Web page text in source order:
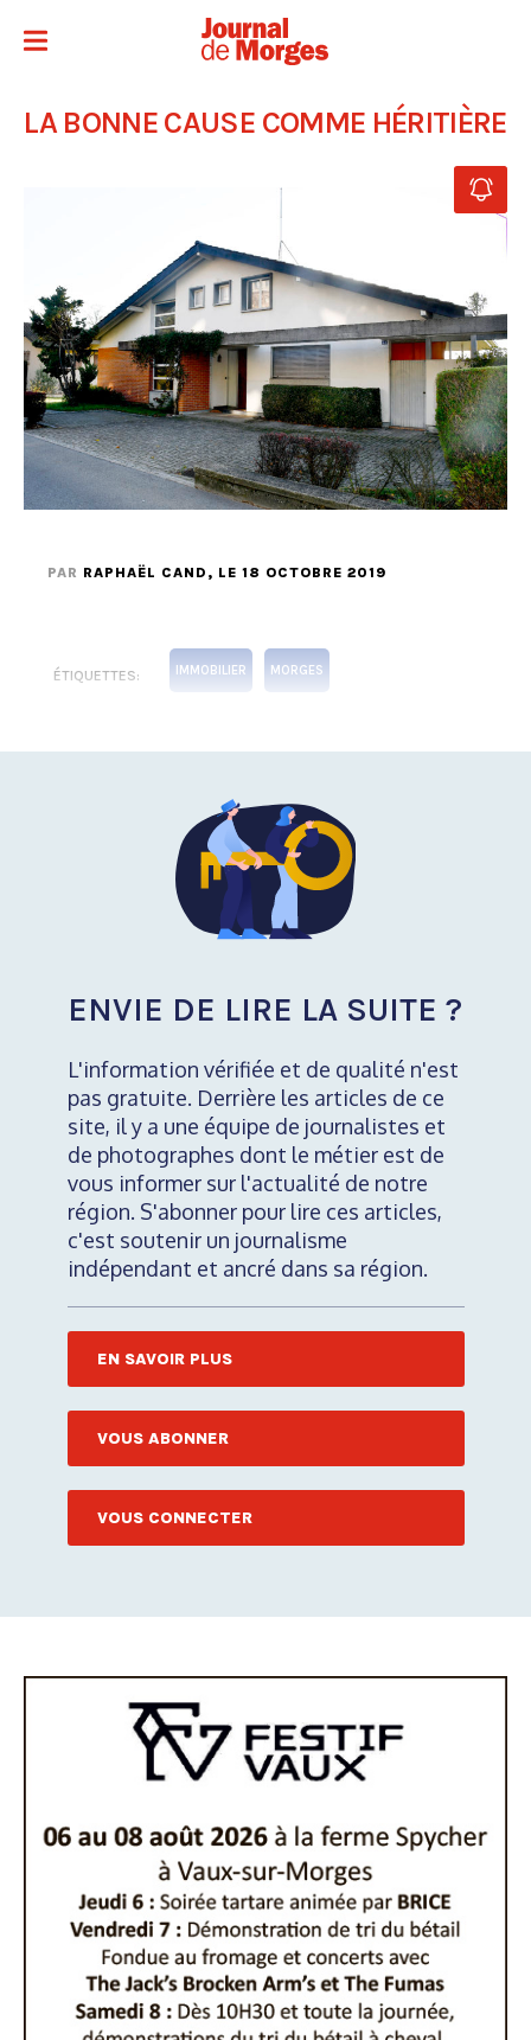
LA BONNE CAUSE COMME HÉRITIÈRE
PAR RAPHAËL CAND , LE 18 OCTOBRE 2019
ÉTIQUETTES: IMMOBILIER MORGES
ENVIE DE LIRE LA SUITE ?
L'information vérifiée et de qualité n'est
pas gratuite. Derrière les articles de ce
site, il y a une équipe de journalistes et
de photographes dont le métier est de
vous informer sur l'actualité de notre
région. S'abonner pour lire ces articles,
c'est soutenir un journalisme
indépendant et ancré dans sa région.
EN SAVOIR PLUS
VOUS ABONNER
VOUS CONNECTER